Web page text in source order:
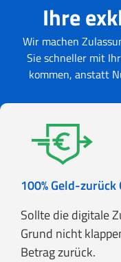
Ihre
Wir machen
Sie schneller mit
kommen, anstatt
100% Geld-zurück
Sollte die digitale
Grund nicht
Betrag zurück.